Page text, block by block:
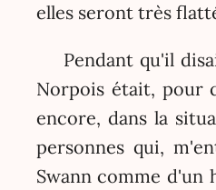
elles seront très
Pendant qu'il
Norpois était, pour
encore, dans la
personnes qui,
Swann comme d'un